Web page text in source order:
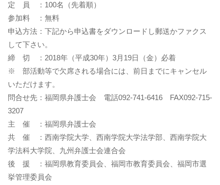
定 員 ：100名（先着順）
参加料 ：無料
申込方法：下記から申込書をダウンロードし郵送かファクス
して下さい。
締 切 ：2018年（平成30年）3月19日（金）必着
※ 部活動等で欠席される場合には、前日までにキャンセル
いただけます。
問合せ先：福岡県弁護士会 電話092-741-6416 FAX092-715-
3207
主 催 ：福岡県弁護士会
共 催 ：西南学院大学、西南学院大学法学部、西南学院大
学法科大学院、九州弁護士会連合会
後 援 ：福岡県教育委員会、福岡市教育委員会、福岡市選
挙管理委員会